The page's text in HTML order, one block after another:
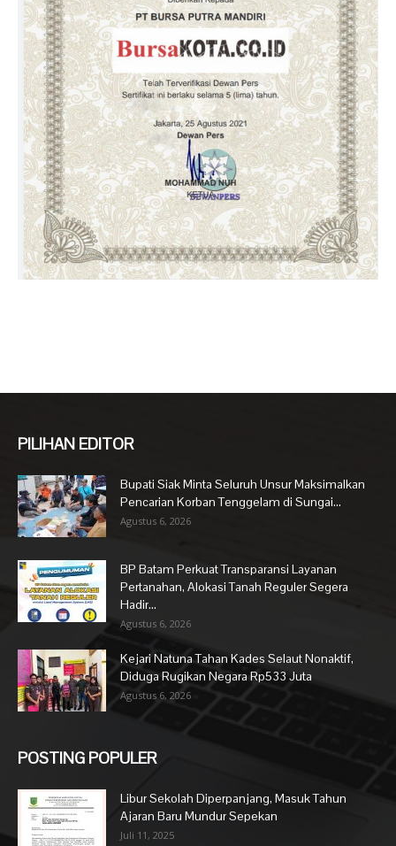
PILIHAN EDITOR
Bupati Siak Minta Seluruh Unsur Maksimalkan
Pencarian Korban Tenggelam di Sungai...
Agustus 6, 2026
BP Batam Perkuat Transparansi Layanan
Pertanahan, Alokasi Tanah Reguler Segera
Hadir...
Agustus 6, 2026
Kejari Natuna Tahan Kades Selaut Nonaktif,
Diduga Rugikan Negara Rp533 Juta
Agustus 6, 2026
POSTING POPULER
Libur Sekolah Diperpanjang, Masuk Tahun
Ajaran Baru Mundur Sepekan
Juli 11, 2025